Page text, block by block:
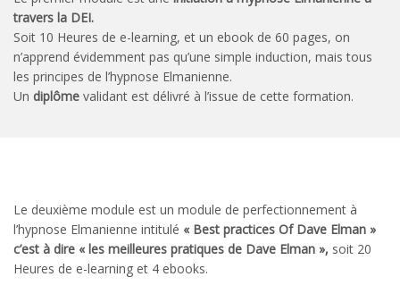
travers la DEI.
Soit 10 Heures de e-learning, et un ebook de 60 pages, on
n’apprend évidemment pas qu’une simple induction, mais tous
les principes de l’hypnose Elmanienne.
Un diplôme validant est délivré à l’issue de cette formation.
Le deuxième module est un module de perfectionnement à
l’hypnose Elmanienne intitulé « Best practices Of Dave Elman »
c’est à dire « les meilleures pratiques de Dave Elman », soit 20
Heures de e-learning et 4 ebooks.